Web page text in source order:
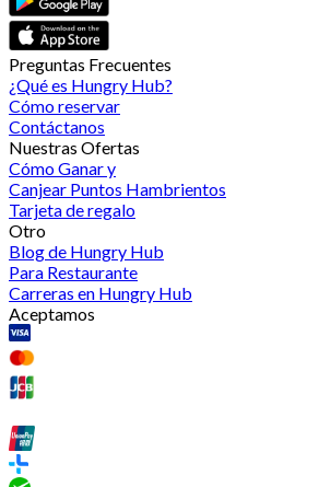
Preguntas Frecuentes
¿Qué es Hungry Hub?
Cómo reservar
Contáctanos
Nuestras Ofertas
Cómo Ganar y
Canjear Puntos Hambrientos
Tarjeta de regalo
Otro
Blog de Hungry Hub
Para Restaurante
Carreras en Hungry Hub
Aceptamos